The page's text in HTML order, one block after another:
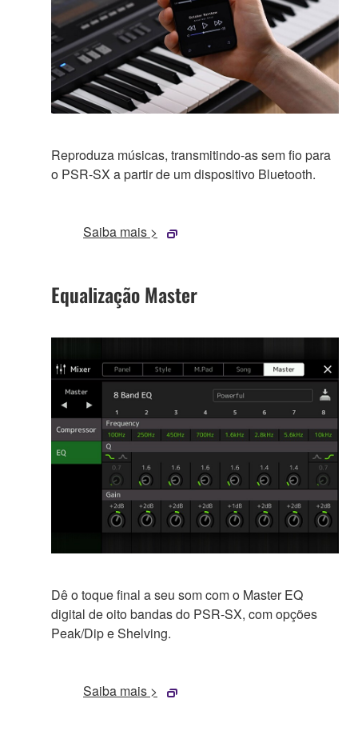
Reproduza músicas, transmitindo-as sem fio para
o PSR-SX a partir de um dispositivo Bluetooth.
Saiba mais >
Equalização Master
Dê o toque final a seu som com o Master EQ
digital de oito bandas do PSR-SX, com opções
Peak/Dip e Shelving.
Saiba mais >